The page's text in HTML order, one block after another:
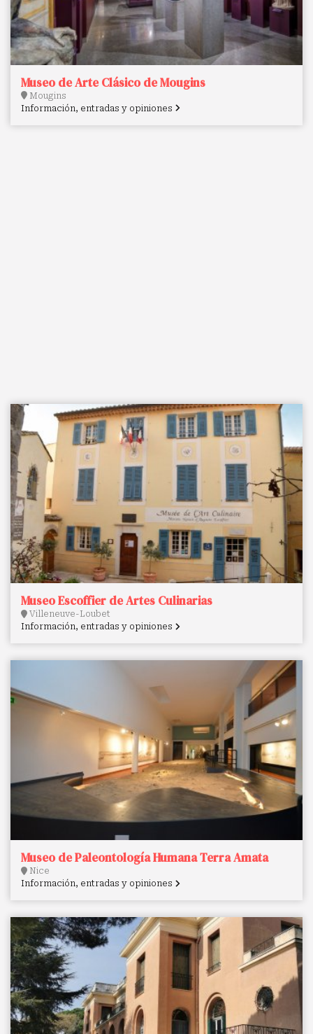
Museo de Arte Clásico de Mougins
Mougins
Información, entradas y opiniones
Museo Escoffier de Artes Culinarias
Villeneuve-Loubet
Información, entradas y opiniones
Museo de Paleontología Humana Terra Amata
Nice
Información, entradas y opiniones